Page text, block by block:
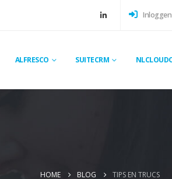
Inloggen
ALFRESCO SUITECRM
HOME BLOG TIPS EN TRUCS